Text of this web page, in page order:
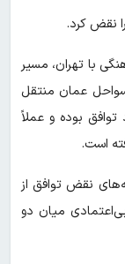
نقض کرد.
با تهران، مسیر
سواحل عمان منتقل
توافق بوده و عملاً
است.
نقض توافق از
میان دو